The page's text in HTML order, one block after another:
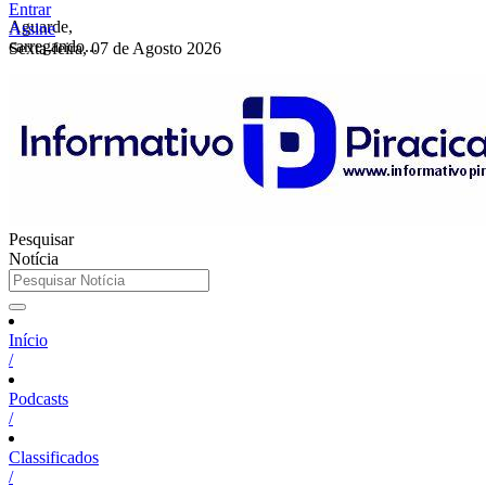
Aguarde,
carregando...
Entrar
Assine
Sexta-feira, 07 de Agosto 2026
Pesquisar
Notícia
Início
/
Podcasts
/
Classificados
/